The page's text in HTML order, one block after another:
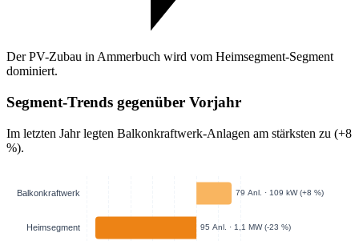
Der PV-Zubau in Ammerbuch wird vom Heimsegment-Segment
dominiert.
Segment-Trends gegenüber Vorjahr
Im letzten Jahr legten Balkonkraftwerk-Anlagen am stärksten zu (+8
%).